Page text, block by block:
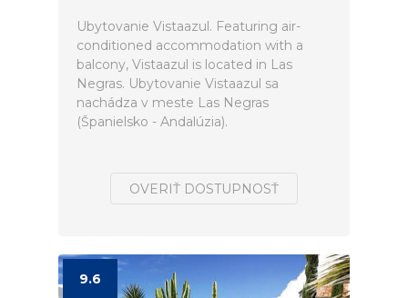
Ubytovanie Vistaazul. Featuring air-
conditioned accommodation with a
balcony, Vistaazul is located in Las
Negras. Ubytovanie Vistaazul sa
nachádza v meste Las Negras
(Španielsko - Andalúzia).
OVERIŤ DOSTUPNOSŤ
9.6